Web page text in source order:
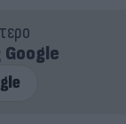
Google